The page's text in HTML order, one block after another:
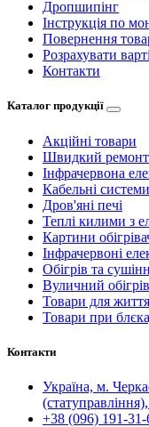
Дропшипінг
Інструкція по
Повернення
Розрахувати
Контакти
Каталог продукції
Акційні товари
Швидкий ремонт
Інфрачервона
Кабельні
Дров'яні печі
Теплі килими з
Картини
Інфрачервоні
Обігрів та
Вуличний обігрів
Товари для життя
Товари при
Контакти
Україна, м.
+38 (096) 191-31-